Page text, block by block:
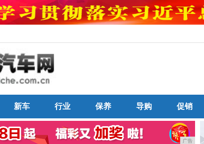
新车 行业 保养 导购 促销
广告